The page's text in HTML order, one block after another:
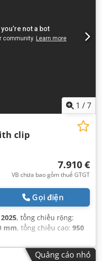
1 /7
clip
7.910 €
VB chưa bao gồm thuế GTGT
Gọi điện
2025, tổng chiều rộng:
mm, tổng chiều cao: 950
lực)
Quảng cáo nhỏ